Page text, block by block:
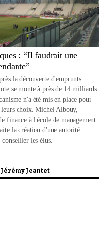
: “Il faudrait une
la découverte d'emprunts
se monte à près de 14 milliards
n'a été mis en place pour
leurs choix. Michel Albouy,
finance à l'école de management
la création d'une autorité
conseiller les élus.
Jérémy Jeantet